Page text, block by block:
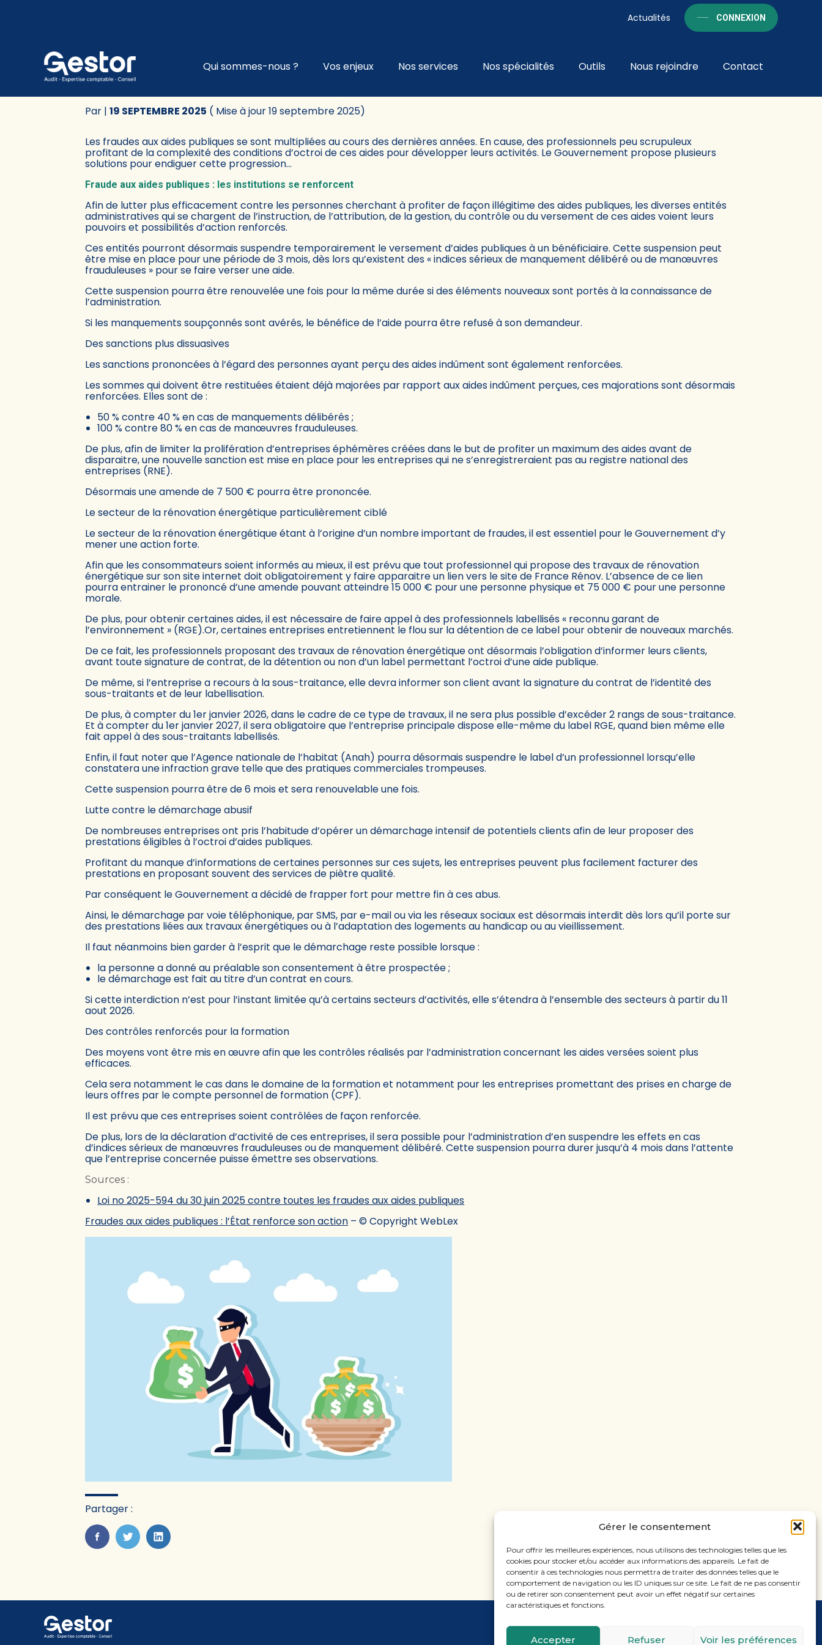
Gérer le consentement
Pour offrir les meilleures expériences, nous utilisons des technologies telles que les
cookies pour stocker et/ou accéder aux informations des appareils. Le fait de
consentir à ces technologies nous permettra de traiter des données telles que le
comportement de navigation ou les ID uniques sur ce site. Le fait de ne pas consentir
ou de retirer son consentement peut avoir un effet négatif sur certaines
caractéristiques et fonctions.
Accepter Refuser Voir les préférences
Actualités CONNEXION
Aller
au
Principal
Qui sommes-nous ? Vos enjeux Nos services Nos spécialités Outils Nous rejoindre Contact
FRAUDES AUX AIDES PUBLIQUES : L’ÉTAT RENFORCE SON ACTION
Par |19 SEPTEMBRE 2025 ( Mise à jour 19 septembre 2025)
Les fraudes aux aides publiques se sont multipliées au cours des dernières années. En cause, des professionnels peu scrupuleux
profitant de la complexité des conditions d’octroi de ces aides pour développer leurs activités. Le Gouvernement propose plusieurs
solutions pour endiguer cette progression…
Fraude aux aides publiques : les institutions se renforcent
Afin de lutter plus efficacement contre les personnes cherchant à profiter de façon illégitime des aides publiques, les diverses entités
administratives qui se chargent de l’instruction, de l’attribution, de la gestion, du contrôle ou du versement de ces aides voient leurs
pouvoirs et possibilités d’action renforcés.
Ces entités pourront désormais suspendre temporairement le versement d’aides publiques à un bénéficiaire. Cette suspension peut
être mise en place pour une période de 3 mois, dès lors qu’existent des « indices sérieux de manquement délibéré ou de manœuvres
frauduleuses » pour se faire verser une aide.
Cette suspension pourra être renouvelée une fois pour la même durée si des éléments nouveaux sont portés à la connaissance de
l’administration.
Si les manquements soupçonnés sont avérés, le bénéfice de l’aide pourra être refusé à son demandeur.
Des sanctions plus dissuasives
Les sanctions prononcées à l’égard des personnes ayant perçu des aides indûment sont également renforcées.
Les sommes qui doivent être restituées étaient déjà majorées par rapport aux aides indûment perçues, ces majorations sont désormais
renforcées. Elles sont de :
50 % contre 40 % en cas de manquements délibérés ;
100 % contre 80 % en cas de manœuvres frauduleuses.
De plus, afin de limiter la prolifération d’entreprises éphémères créées dans le but de profiter un maximum des aides avant de
disparaitre, une nouvelle sanction est mise en place pour les entreprises qui ne s’enregistreraient pas au registre national des
entreprises (RNE).
Désormais une amende de 7 500 € pourra être prononcée.
Le secteur de la rénovation énergétique particulièrement ciblé
Le secteur de la rénovation énergétique étant à l’origine d’un nombre important de fraudes, il est essentiel pour le Gouvernement d’y
mener une action forte.
Afin que les consommateurs soient informés au mieux, il est prévu que tout professionnel qui propose des travaux de rénovation
énergétique sur son site internet doit obligatoirement y faire apparaitre un lien vers le site de France Rénov. L’absence de ce lien
pourra entrainer le prononcé d’une amende pouvant atteindre 15 000 € pour une personne physique et 75 000 € pour une personne
morale.
De plus, pour obtenir certaines aides, il est nécessaire de faire appel à des professionnels labellisés « reconnu garant de
l’environnement » (RGE).Or, certaines entreprises entretiennent le flou sur la détention de ce label pour obtenir de nouveaux marchés.
De ce fait, les professionnels proposant des travaux de rénovation énergétique ont désormais l’obligation d’informer leurs clients,
avant toute signature de contrat, de la détention ou non d’un label permettant l’octroi d’une aide publique.
De même, si l’entreprise a recours à la sous-traitance, elle devra informer son client avant la signature du contrat de l’identité des
sous-traitants et de leur labellisation.
De plus, à compter du 1er janvier 2026, dans le cadre de ce type de travaux, il ne sera plus possible d’excéder 2 rangs de sous-traitance.
Et à compter du 1er janvier 2027, il sera obligatoire que l’entreprise principale dispose elle-même du label RGE, quand bien même elle
fait appel à des sous-traitants labellisés.
Enfin, il faut noter que l’Agence nationale de l’habitat (Anah) pourra désormais suspendre le label d’un professionnel lorsqu’elle
constatera une infraction grave telle que des pratiques commerciales trompeuses.
Cette suspension pourra être de 6 mois et sera renouvelable une fois.
Lutte contre le démarchage abusif
De nombreuses entreprises ont pris l’habitude d’opérer un démarchage intensif de potentiels clients afin de leur proposer des
prestations éligibles à l’octroi d’aides publiques.
Profitant du manque d’informations de certaines personnes sur ces sujets, les entreprises peuvent plus facilement facturer des
prestations en proposant souvent des services de piètre qualité.
Par conséquent le Gouvernement a décidé de frapper fort pour mettre fin à ces abus.
Ainsi, le démarchage par voie téléphonique, par SMS, par e-mail ou via les réseaux sociaux est désormais interdit dès lors qu’il porte sur
des prestations liées aux travaux énergétiques ou à l’adaptation des logements au handicap ou au vieillissement.
Il faut néanmoins bien garder à l’esprit que le démarchage reste possible lorsque :
la personne a donné au préalable son consentement à être prospectée ;
le démarchage est fait au titre d’un contrat en cours.
Si cette interdiction n’est pour l’instant limitée qu’à certains secteurs d’activités, elle s’étendra à l’ensemble des secteurs à partir du 11
aout 2026.
Des contrôles renforcés pour la formation
Des moyens vont être mis en œuvre afin que les contrôles réalisés par l’administration concernant les aides versées soient plus
efficaces.
Cela sera notamment le cas dans le domaine de la formation et notamment pour les entreprises promettant des prises en charge de
leurs offres par le compte personnel de formation (CPF).
Il est prévu que ces entreprises soient contrôlées de façon renforcée.
De plus, lors de la déclaration d’activité de ces entreprises, il sera possible pour l’administration d’en suspendre les effets en cas
d’indices sérieux de manœuvres frauduleuses ou de manquement délibéré. Cette suspension pourra durer jusqu’à 4 mois dans l’attente
que l’entreprise concernée puisse émettre ses observations.
Sources :
Loi no 2025-594 du 30 juin 2025 contre toutes les fraudes aux aides publiques
Fraudes aux aides publiques : l’État renforce son action – © Copyright WebLex
Partager :
FaceBook
TwitterLinkedIn